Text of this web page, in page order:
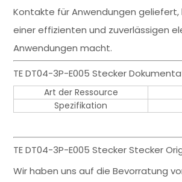
Kontakte für Anwendungen
einer effizienten und zuverlässigen
Anwendungen macht.
TE DT04-3P-E005 Stecker
Art der Ressource
Spezifikation
TE DT04-3P-E005 Stecker Stecker
Wir haben uns auf die Bevorratung